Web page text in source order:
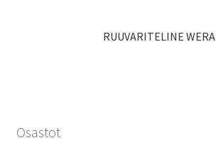
RUUVARITELINE WERA
Osastot